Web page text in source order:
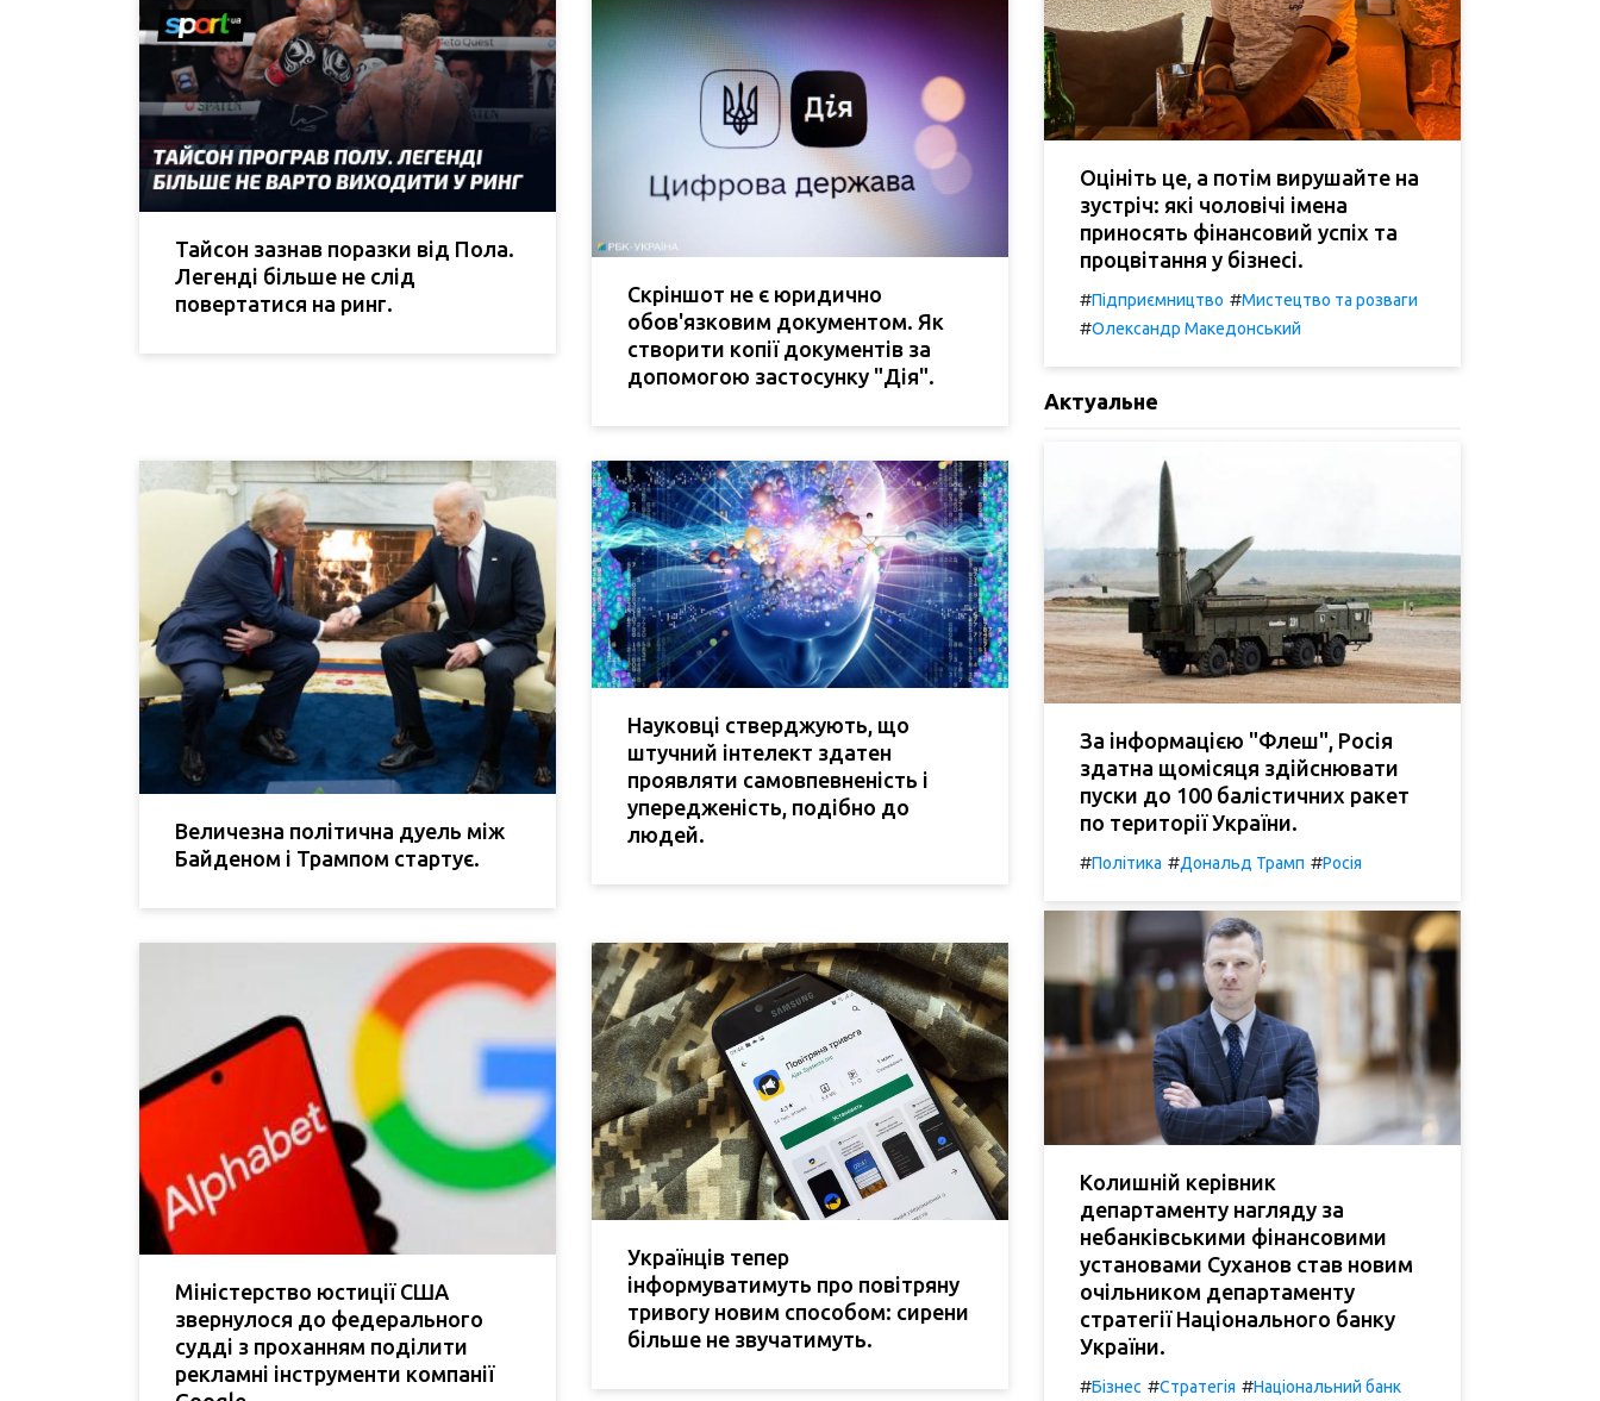
Тайсон зазнав поразки від Пола.
Легенді більше не слід
повертатися на ринг.
Скріншот не є юридично
обов'язковим документом. Як
створити копії документів за
допомогою застосунку "Дія".
Величезна політична дуель між
Байденом і Трампом стартує.
Науковці стверджують, що
штучний інтелект здатен
проявляти самовпевненість і
упередженість, подібно до
людей.
Міністерство юстиції США
звернулося до федерального
судді з проханням поділити
рекламні інструменти компанії
Українців тепер
інформуватимуть про повітряну
тривогу новим способом: сирени
більше не звучатимуть.
Оцініть це, а потім вирушайте на
зустріч: які чоловічі імена
приносять фінансовий успіх та
процвітання у бізнесі.
#Підприємництво #Мистецтво та розваги
#Олександр Македонський
Актуальне
За інформацією "Флеш", Росія
здатна щомісяця здійснювати
пуски до 100 балістичних ракет
по території України.
#Політика #Дональд Трамп #Росія
Колишній керівник
департаменту нагляду за
небанківськими фінансовими
установами Суханов став новим
очільником департаменту
стратегії Національного банку
України.
#Бізнес #Стратегія #Національний банк